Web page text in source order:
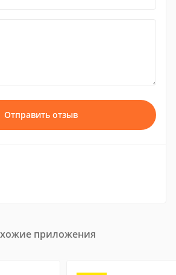
Отправить отзыв
приложения